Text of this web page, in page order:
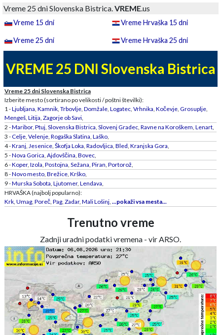
Vreme 25 dni Slovenska Bistrica.VREME.us
Vreme 15 dni Vreme Hrvaška 15 dni
Vreme 25 dni Vreme Hrvaška 25 dni
VREME 25 DNI Slovenska Bistrica
Vreme 25 dni Slovenska Bistrica
Izberite mesto (sortirano po velikosti / poštni številki):
1 -Ljubljana, Kamnik, Trbovlje, Domžale, Logatec, Vrhnika, Kočevje, Grosuplje,
Mengeš, Litija, Zagorje ob Savi,
2 -Maribor, Ptuj, Slovenska Bistrica, Slovenj Gradec, Ravne na Koroškem, Lenart,
3 -Celje, Velenje, Rogaška Slatina, Laško,
4 -Kranj, Jesenice, Škofja Loka, Radovljica, Bled, Kranjska Gora,
5 -Nova Gorica, Ajdovščina, Bovec,
6 -Koper, Izola, Postojna, Sežana, Piran, Portorož,
8 -Novo mesto, Brežice, Krško,
9 -Murska Sobota, Ljutomer, Lendava,
HRVAŠKA (najbolj popularno):
Krk, Umag, Poreč, Pag, Zadar, Mali Lošinj, ...pokaži vsa mesta...
Trenutno vreme
Zadnji uradni podatki vremena - vir ARSO.